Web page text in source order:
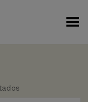
Menú Alterno